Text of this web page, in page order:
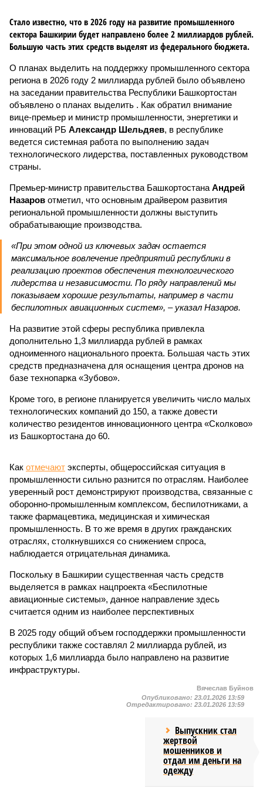
Стало известно, что в 2026 году на развитие промышленного
сектора Башкирии будет направлено более 2 миллиардов рублей.
Большую часть этих средств выделят из федерального бюджета.
О планах выделить на поддержку промышленного сектора
региона в 2026 году 2 миллиарда рублей было объявлено
на заседании правительства Республики Башкортостан
объявлено о планах выделить . Как обратил внимание
вице-премьер и министр промышленности, энергетики и
инноваций РБ Александр Шельдяев, в республике
ведется системная работа по выполнению задач
технологического лидерства, поставленных руководством
страны.
Премьер-министр правительства Башкортостана Андрей
Назаров отметил, что основным драйвером развития
региональной промышленности должны выступить
обрабатывающие производства.
«При этом одной из ключевых задач остается
максимальное вовлечение предприятий республики в
реализацию проектов обеспечения технологического
лидерства и независимости. По ряду направлений мы
показываем хорошие результаты, например в части
беспилотных авиационных систем», – указал Назаров.
На развитие этой сферы республика привлекла
дополнительно 1,3 миллиарда рублей в рамках
одноименного национального проекта. Большая часть этих
средств предназначена для оснащения центра дронов на
базе технопарка «Зубово».
Кроме того, в регионе планируется увеличить число малых
технологических компаний до 150, а также довести
количество резидентов инновационного центра «Сколково»
из Башкортостана до 60.
Как отмечают эксперты, общероссийская ситуация в
промышленности сильно разнится по отраслям. Наиболее
уверенный рост демонстрируют производства, связанные с
оборонно-промышленным комплексом, беспилотниками, а
также фармацевтика, медицинская и химическая
промышленность. В то же время в других гражданских
отраслях, столкнувшихся со снижением спроса,
наблюдается отрицательная динамика.
Поскольку в Башкирии существенная часть средств
выделяется в рамках нацпроекта «Беспилотные
авиационные системы», данное направление здесь
считается одним из наиболее перспективных
В 2025 году общий объем господдержки промышленности
республики также составлял 2 миллиарда рублей, из
которых 1,6 миллиарда было направлено на развитие
инфраструктуры.
Вячеслав Буйнов
Опубликовано: 23.01.2026 13:59
Отредактировано: 23.01.2026 13:59
Выпускник стал
жертвой
мошенников и
отдал им деньги на
одежду